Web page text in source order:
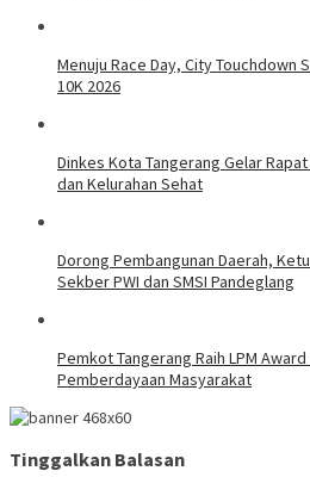
Menuju Race Day, City Touchdown
10K 2026
Dinkes Kota Tangerang Gelar
dan Kelurahan Sehat
Dorong Pembangunan Daerah,
Sekber PWI dan SMSI Pandeglang
Pemkot Tangerang Raih LPM
Pemberdayaan Masyarakat
Tinggalkan Balasan